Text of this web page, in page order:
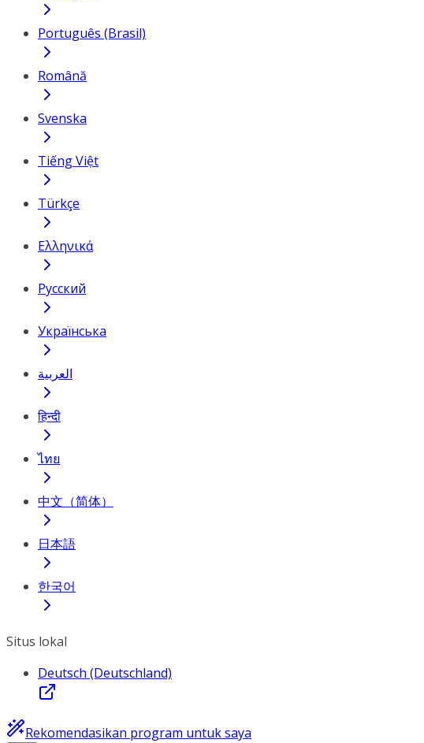
Português (Brasil)
Română
Svenska
Tiếng Việt
Türkçe
Ελληνικά
Русский
Українська
العربية
हिन्दी
ไทย
中文（简体）
日本語
한국어
Situs lokal
Deutsch (Deutschland)
Rekomendasikan program untuk saya